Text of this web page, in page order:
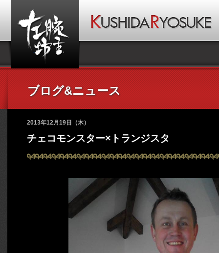
ブログ&ニュース
2013年12月19日（木）
チェコモンスター×トランジスタ